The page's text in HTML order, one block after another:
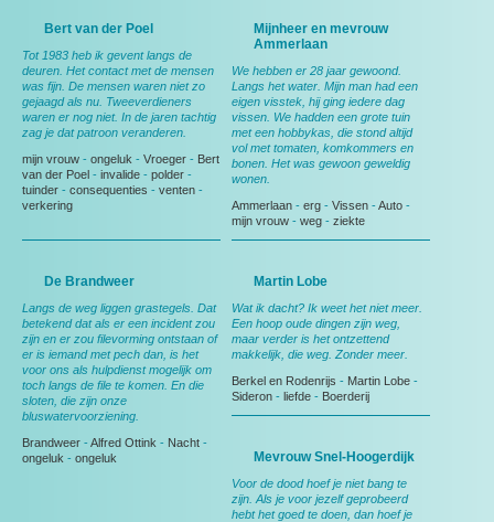
Bert van der Poel
Tot 1983 heb ik gevent langs de
deuren. Het contact met de mensen
was fijn. De mensen waren niet zo
gejaagd als nu. Tweeverdieners
waren er nog niet. In de jaren tachtig
zag je dat patroon veranderen.
mijn vrouw - ongeluk - Vroeger - Bert
van der Poel - invalide - polder -
tuinder - consequenties - venten -
verkering
Mijnheer en mevrouw
Ammerlaan
We hebben er 28 jaar gewoond.
Langs het water. Mijn man had een
eigen visstek, hij ging iedere dag
vissen. We hadden een grote tuin
met een hobbykas, die stond altijd
vol met tomaten, komkommers en
bonen. Het was gewoon geweldig
wonen.
Ammerlaan - erg - Vissen -Auto -
mijn vrouw - weg - ziekte
De Brandweer
Langs de weg liggen grastegels. Dat
betekend dat als er een incident zou
zijn en er zou filevorming ontstaan of
er is iemand met pech dan, is het
voor ons als hulpdienst mogelijk om
toch langs de file te komen. En die
sloten, die zijn onze
bluswatervoorziening.
Brandweer - Alfred Ottink - Nacht -
ongeluk - ongeluk
Martin Lobe
Wat ik dacht? Ik weet het niet meer.
Een hoop oude dingen zijn weg,
maar verder is het ontzettend
makkelijk, die weg. Zonder meer.
Berkel en Rodenrijs - Martin Lobe -
Sideron - liefde - Boerderij
Mevrouw Snel-Hoogerdijk
Voor de dood hoef je niet bang te
zijn. Als je voor jezelf geprobeerd
hebt het goed te doen, dan hoef je